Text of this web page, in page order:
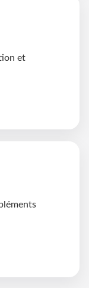
et